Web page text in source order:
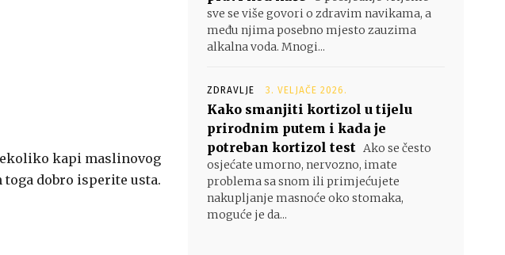
kapi maslinovog
dobro isperite usta.
sve se više govori o zdravim navikama, a
među njima posebno mjesto zauzima
alkalna voda. Mnogi...
ZDRAVLJE 3. VELJAČE 2026.
Kako smanjiti kortizol u tijelu
prirodnim putem i kada je
potreban kortizol test Ako se često
osjećate umorno, nervozno, imate
problema sa snom ili primjećujete
nakupljanje masnoće oko stomaka,
moguće je da...